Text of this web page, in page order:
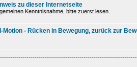
zu dieser Internetseite
Kenntnisnahme, bitte zuerst lesen.
Motion - Rücken in Bewegung, zurück zur